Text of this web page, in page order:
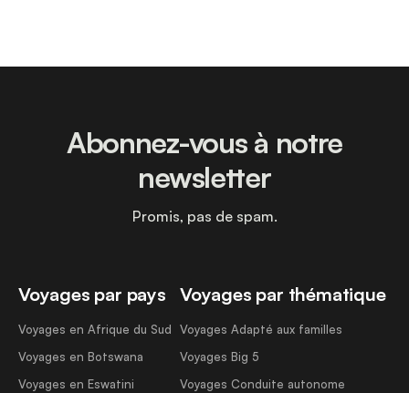
Voyages par pays
Voyages en Afrique du Sud
Voyages en Botswana
Voyages en Eswatini
Voyages par thématique
Voyages Adapté aux familles
Voyages Big 5
Voyages Conduite autonome
Abonnez-vous à notre
newsletter
Promis, pas de spam.